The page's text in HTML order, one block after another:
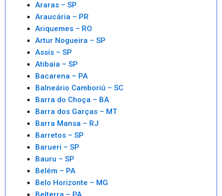
Araras – SP
Araucária – PR
Ariquemes – RO
Artur Nogueira – SP
Assis – SP
Atibaia – SP
Bacarena – PA
Balneário Camboriú – SC
Barra do Choça – BA
Barra dos Garças – MT
Barra Mansa – RJ
Barretos – SP
Barueri – SP
Bauru – SP
Belém – PA
Belo Horizonte – MG